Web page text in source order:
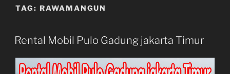
TAG: RAWAMANGUN
Rental Mobil Pulo Gadung jakarta Timur